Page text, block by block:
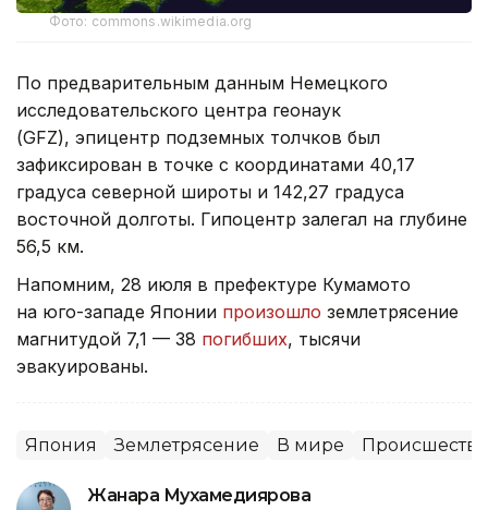
Фото: commons.wikimedia.org
По предварительным данным Немецкого
исследовательского центра геонаук
(GFZ), эпицентр подземных толчков был
зафиксирован в точке с координатами 40,17
градуса северной широты и 142,27 градуса
восточной долготы. Гипоцентр залегал на глубине
56,5 км.
Напомним, 28 июля в префектуре Кумамото
на юго-западе Японии произошло землетрясение
магнитудой 7,1 — 38 погибших, тысячи
эвакуированы.
Япония Землетрясение В мире
Жанара Мухамедиярова